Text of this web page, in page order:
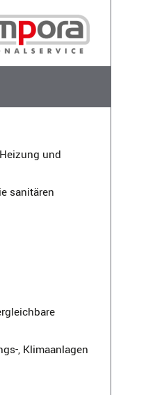
und
sanitären
, Klimaanlagen